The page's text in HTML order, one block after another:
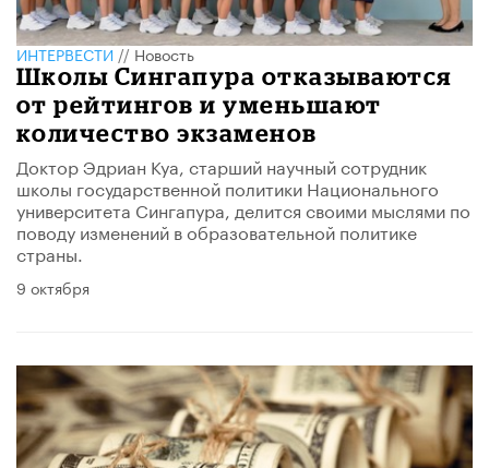
ИНТЕРВЕСТИ//Новость
Школы Сингапура отказываются
от рейтингов и уменьшают
количество экзаменов
Доктор Эдриан Куа, старший научный сотрудник
школы государственной политики Национального
университета Сингапура, делится своими мыслями по
поводу изменений в образовательной политике
страны.
9 октября